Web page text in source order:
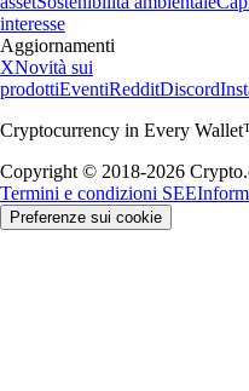
interesse
Aggiornamenti
XNovità sui
prodottiEventiRedditDiscord
Cryptocurrency in Every
Copyright © 2018-2026
Termini e condizioni SEE
Preferenze sui cookie